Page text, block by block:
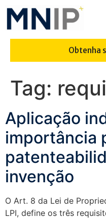
Obtenha
Tag:
Aplicação
importância
invenção
O Art. 8 da Lei de
LPI, define os três